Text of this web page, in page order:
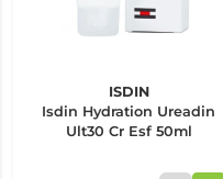
ISDIN
Isdin Hydration Ureadin
Ult30 Cr Esf 50ml